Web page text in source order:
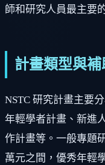
師和研究人員最主要
計畫類型與
NSTC 研究計畫主要
年輕學者計畫、新進
作計畫等。一般專題
萬元之間，優秀年輕